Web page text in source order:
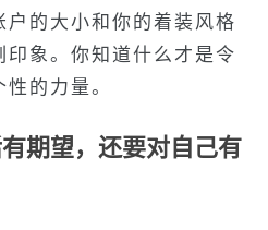
户的大小和你的着装风格
印象。你知道什么才是令
的力量。
期望，还要对自己有